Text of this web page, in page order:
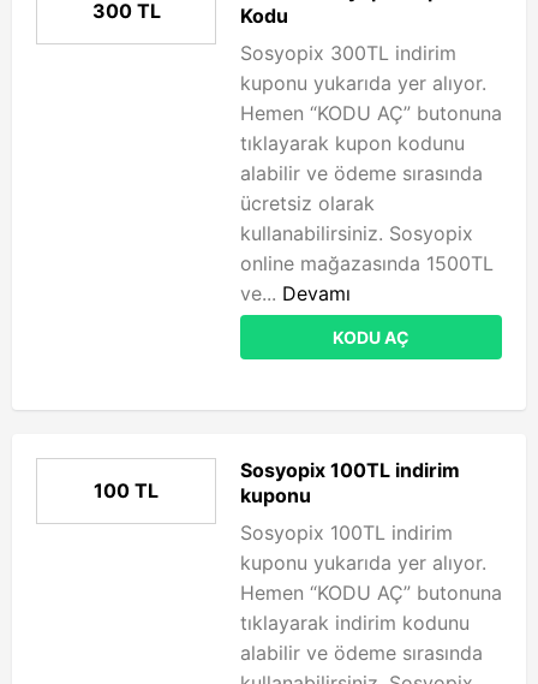
300 TL
Kodu
Sosyopix 300TL indirim
kuponu yukarıda yer alıyor.
Hemen “KODU AÇ” butonuna
tıklayarak kupon kodunu
alabilir ve ödeme sırasında
ücretsiz olarak
kullanabilirsiniz. Sosyopix
online mağazasında 1500TL
ve... Devamı
KODU AÇ
100 TL
Sosyopix 100TL indirim
kuponu
Sosyopix 100TL indirim
kuponu yukarıda yer alıyor.
Hemen “KODU AÇ” butonuna
tıklayarak indirim kodunu
alabilir ve ödeme sırasında